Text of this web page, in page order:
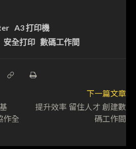
A3 打印機
安全打印 數碼工作間
全
下一篇文章
提升效率 留住人才 創建數
碼工作間